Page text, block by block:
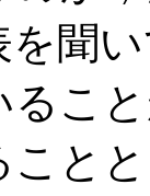
を聞
こ
こと